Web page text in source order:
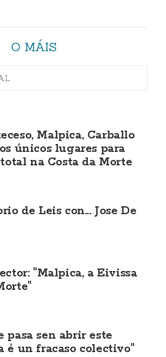
O MÁIS
Malpica, Carballo
únicos lugares para
na Costa da Morte
de Leis con... Jose De
"Malpica, a Eivissa
pasa sen abrir este
é un fracaso colectivo"